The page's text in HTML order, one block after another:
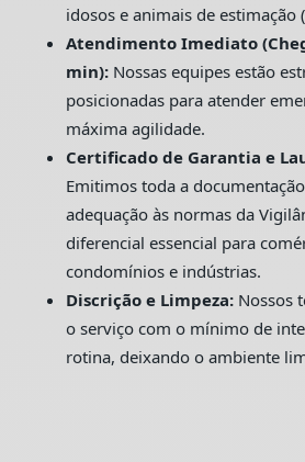
idosos e animais de estimação
Atendimento Imediato
min):Nossas equipes estão
posicionadas para atender
máxima agilidade.
Certificado de Garantia e
Emitimos toda a
adequação às normas da
diferencial essencial para
condomínios e indústrias.
Discrição e Limpeza:Nossos
o serviço com o mínimo de
rotina, deixando o ambiente